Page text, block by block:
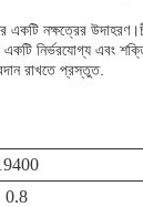
একটি নক্ষত্রের
নির্ভরযোগ্য এবং
রাখতে প্রস্তুত.
0.8